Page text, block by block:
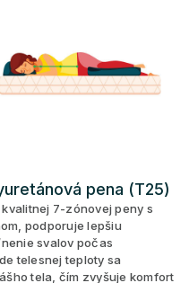
pena (T25)
7-zónovej peny s
podporuje lepšiu
svalov počas
telesnej teploty sa
tela, čím zvyšuje komfort